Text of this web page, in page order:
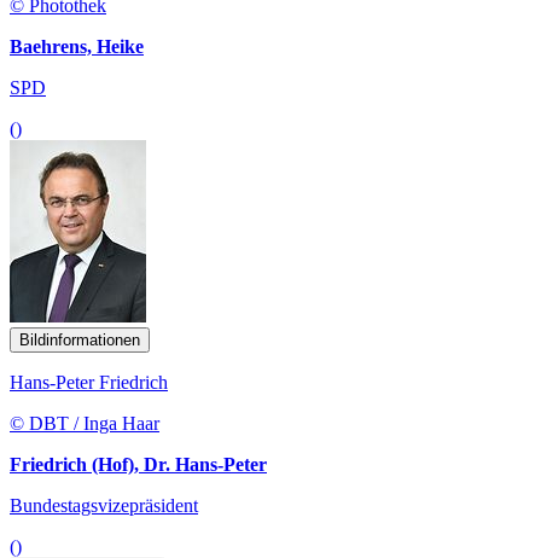
© Photothek
Baehrens, Heike
SPD
()
Bildinformationen
Hans-Peter Friedrich
© DBT / Inga Haar
Friedrich (Hof), Dr. Hans-Peter
Bundestagsvizepräsident
()